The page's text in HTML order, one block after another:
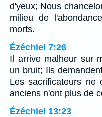
d'yeux; Nous
milieu de
morts.
Ézéchiel 7:26
Il arrive malheur sur
un bruit; Ils
Les sacrificateurs ne
anciens n'ont plus de
Ézéchiel 13:23